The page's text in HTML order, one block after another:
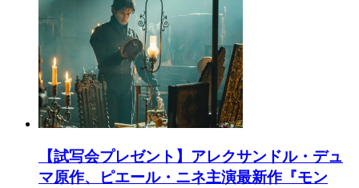
【試写会プレゼント】アレクサンドル・デュ
マ原作、ピエール・ニネ主演最新作『モン